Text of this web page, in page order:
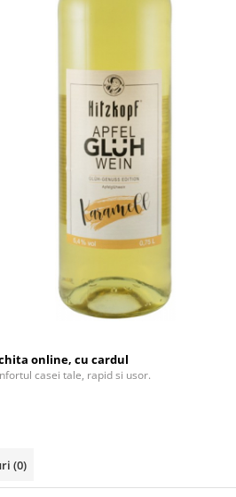
online, cu cardul
casei tale, rapid si usor.
(0)